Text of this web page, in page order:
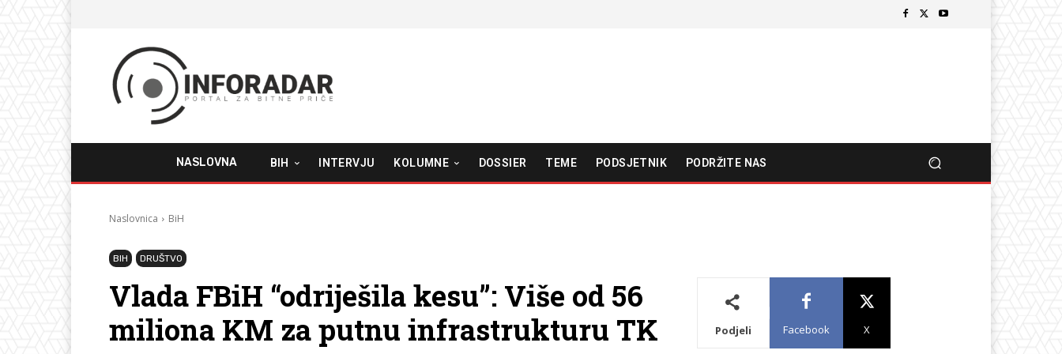
NASLOVNA BIH INTERVJU KOLUMNE DOSSIER TEME PODSJETNIK PODRŽITE NAS
Naslovnica BiH
BIH DRUŠTVO
Vlada FBiH “odriješila kesu”: Više od 56
miliona KM za putnu infrastrukturu TK
Podjeli Facebook X